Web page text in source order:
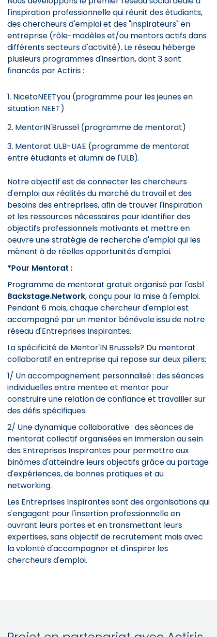
l'inspiration professionnelle qui réunit des étudiants,
des chercheurs d'emploi et des "inspirateurs" en
entreprise (rôle-modèles et/ou mentors actifs dans
différents secteurs d'activité). Le réseau héberge
plusieurs programmes d'insertion, dont 3 sont
financés par Actiris :
NicetoNEETyou (programme pour les jeunes en
situation NEET)
MentorIN'Brussel (programme de mentorat)
Mentorat ULB-UAE (programme de mentorat
entre étudiants et alumni de l'ULB).
Notre objectif est de connecter les chercheurs
d'emploi aux réalités du marché du travail et des
besoins des entreprises, afin de trouver l'inspiration
et les ressources nécessaires pour identifier des
objectifs professionnels motivants et mettre en
oeuvre une stratégie de recherche d'emploi qui les
mènent à de réelles opportunités d'emploi.
*Pour Mentorat :
Programme de mentorat gratuit organisé par l'asbl
Backstage.Network, conçu pour la mise à l'emploi.
Pendant 6 mois, chaque chercheur d'emploi est
accompagné par un mentor bénévole issu de notre
réseau d'Entreprises Inspirantes.
La spécificité de Mentor'IN Brussels? Du mentorat
collaboratif en entreprise qui repose sur deux piliers:
1/ Un accompagnement personnalisé : des séances
individuelles entre mentee et mentor pour
construire une relation de confiance et travailler sur
des défis spécifiques.
2/ Une dynamique collaborative : des séances de
mentorat collectif organisées en immersion au sein
des Entreprises Inspirantes pour permettre aux
binômes d'atteindre leurs objectifs grâce au partage
d'expériences, de bonnes pratiques et au
networking.
Les Entreprises Inspirantes sont des organisations qui
s'engagent pour l'insertion professionnelle en
ouvrant leurs portes et en transmettant leurs
expertises, sans objectif de recrutement mais avec
la volonté d'accompagner et d'inspirer les
chercheurs d'emploi.